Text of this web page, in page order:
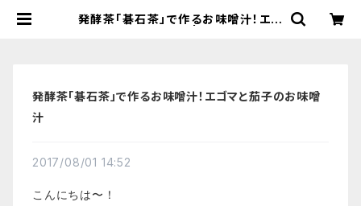
発酵茶「碁石茶」で作るお味噌汁！エゴ
発酵茶「碁石茶」で作るお味噌汁！エゴマと茄子のお味噌
汁
2017/08/01 14:52
こんにちは〜！